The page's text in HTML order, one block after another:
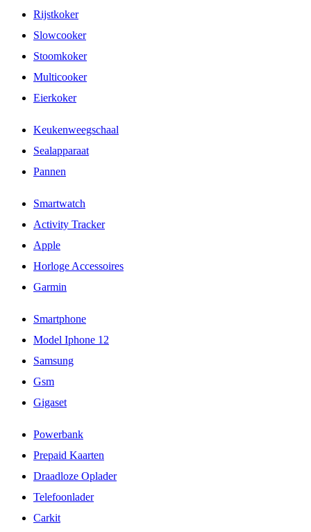
Rijstkoker
Slowcooker
Stoomkoker
Multicooker
Eierkoker
Keukenweegschaal
Sealapparaat
Pannen
Smartwatch
Activity Tracker
Apple
Horloge Accessoires
Garmin
Smartphone
Model Iphone 12
Samsung
Gsm
Gigaset
Powerbank
Prepaid Kaarten
Draadloze Oplader
Telefoonlader
Carkit